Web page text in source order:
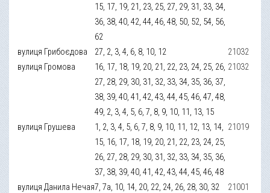
15, 17, 19, 21, 23, 25, 27, 29, 31, 33, 34,
36, 38, 40, 42, 44, 46, 48, 50, 52, 54, 56,
62
вулиця Грибоєдова 27, 2, 3, 4, 6, 8, 10, 12
21032
вулиця Громова
16, 17, 18, 19, 20, 21, 22, 23, 24, 25, 26,
27, 28, 29, 30, 31, 32, 33, 34, 35, 36, 37,
38, 39, 40, 41, 42, 43, 44, 45, 46, 47, 48,
49, 2, 3, 4, 5, 6, 7, 8, 9, 10, 11, 13, 15
21032
вулиця Грушева
1, 2, 3, 4, 5, 6, 7, 8, 9, 10, 11, 12, 13, 14,
15, 16, 17, 18, 19, 20, 21, 22, 23, 24, 25,
26, 27, 28, 29, 30, 31, 32, 33, 34, 35, 36,
37, 38, 39, 40, 41, 42, 43, 44, 45, 46, 48
21019
вулиця Данила Нечая7, 7а, 10, 14, 20, 22, 24, 26, 28, 30, 32
21001